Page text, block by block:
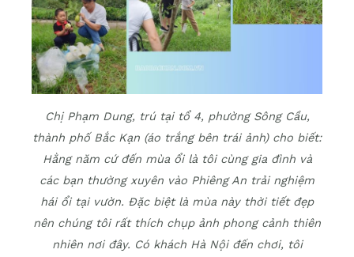
Chị Phạm Dung, trú tại tổ 4, phường Sông Cầu,
thành phố Bắc Kạn (áo trắng bên trái ảnh) cho biết:
Hằng năm cứ đến mùa ổi là tôi cùng gia đình và
các bạn thường xuyên vào Phiêng An trải nghiệm
hái ổi tại vườn. Đặc biệt là mùa này thời tiết đẹp
nên chúng tôi rất thích chụp ảnh phong cảnh thiên
nhiên nơi đây. Có khách Hà Nội đến chơi, tôi